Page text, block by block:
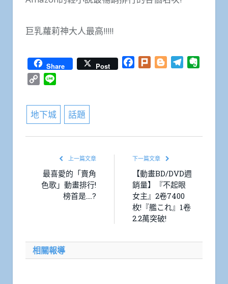
巨乳蘿莉神大人最高!!!!!
Share Post Facebook
Plurk BloggerTelegram
Copy
地下城 話題
上一篇文章
最喜愛的「賣角
色歌」動畫排行!
榜首是….?
下一篇文章
【動畫BD/DVD週
銷量】『不起眼
女主』2卷7400
枚!『艦これ』1卷
2.2萬突破!
相關報導